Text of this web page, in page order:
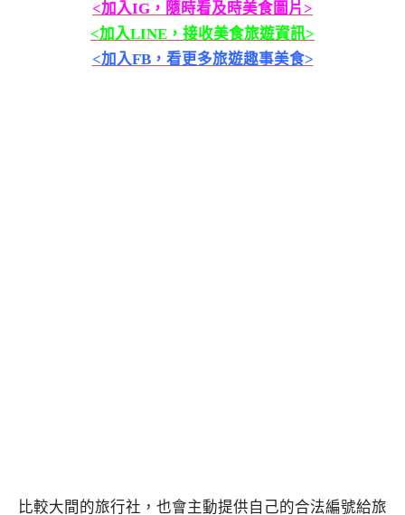
<加入IG，隨時看及時美食圖片>
<加入LINE，接收美食旅遊資訊>
<加入FB，看更多旅遊趣事美食>
比較大間的旅行社，也會主動提供自己的合法編號給旅